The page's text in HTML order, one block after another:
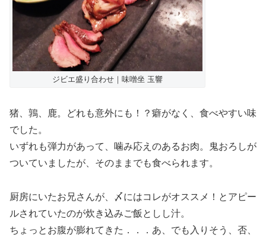
ジビエ盛り合わせ｜味噌坐 玉響
猪、鶉、鹿。どれも意外にも！？癖がなく、食べやすい味
でした。
いずれも弾力があって、噛み応えのあるお肉。鬼おろしが
ついていましたが、そのままでも食べられます。
厨房にいたお兄さんが、〆にはコレがオススメ！とアピー
ルされていたのが炊き込みご飯としし汁。
ちょっとお腹が膨れてきた．．．あ、でも入りそう、否、